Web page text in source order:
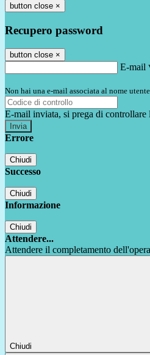
button close ×
Recupero password
button close ×
E-mail
Non hai una e-mail associata al nome
E-mail inviata, si prega di controllare
Errore
Chiudi
Successo
Chiudi
Informazione
Chiudi
Attendere...
Attendere il completamento
Chiudi